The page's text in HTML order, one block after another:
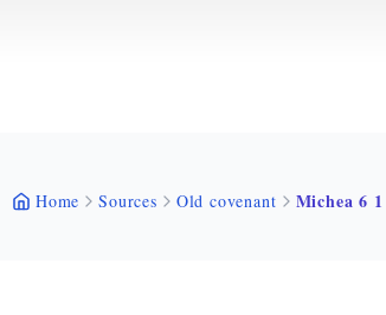
Home Sources Old covenant Michea 6